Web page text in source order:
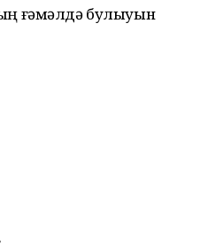
ғәмәлдә булыуын